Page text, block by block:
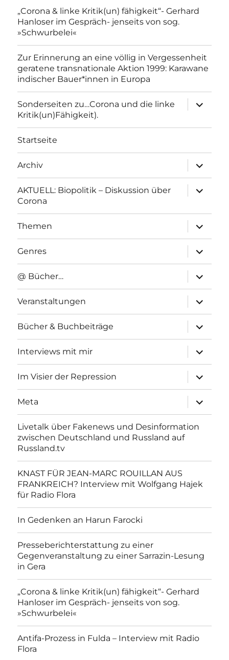
„Corona & linke Kritik(un) fähigkeit“- Gerhard
Hanloser im Gespräch- jenseits von sog.
»Schwurbelei«
Zur Erinnerung an eine völlig in Vergessenheit
geratene transnationale Aktion 1999: Karawane
indischer Bauer*innen in Europa
Sonderseiten zu…Corona und die linke
Kritik(un)Fähigkeit).
anzeigen
Startseite
Archiv
anzeigen
AKTUELL: Biopolitik – Diskussion über
Corona
anzeigen
Themen
anzeigen
Genres
anzeigen
@ Bücher…
anzeigen
Veranstaltungen
anzeigen
Bücher & Buchbeiträge
anzeigen
Interviews mit mir
anzeigen
Im Visier der Repression
anzeigen
Meta
anzeigen
Livetalk über Fakenews und Desinformation
zwischen Deutschland und Russland auf
Russland.tv
KNAST FÜR JEAN-MARC ROUILLAN AUS
FRANKREICH? Interview mit Wolfgang Hajek
für Radio Flora
In Gedenken an Harun Farocki
Presseberichterstattung zu einer
Gegenveranstaltung zu einer Sarrazin-Lesung
in Gera
„Corona & linke Kritik(un) fähigkeit“- Gerhard
Hanloser im Gespräch- jenseits von sog.
»Schwurbelei«
Antifa-Prozess in Fulda – Interview mit Radio
Flora